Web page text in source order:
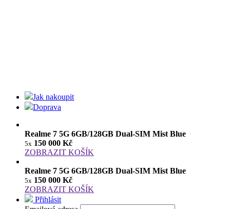
Jak nakoupit
Doprava
Realme 7 5G 6GB/128GB Dual-SIM Mist Blue
5x 150 000 Kč
ZOBRAZIT KOŠÍK
Realme 7 5G 6GB/128GB Dual-SIM Mist Blue
5x 150 000 Kč
ZOBRAZIT KOŠÍK
Přihlásit